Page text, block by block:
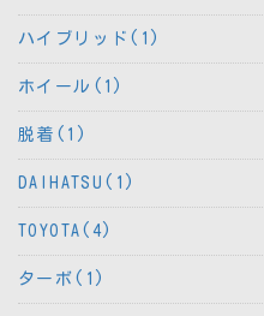
ハイブリッド(1)
ホイール(1)
脱着(1)
DAIHATSU(1)
TOYOTA(4)
ターボ(1)